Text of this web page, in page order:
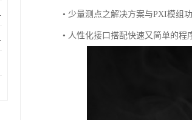
产率
性高
• 少量测点之解决方案与PXI模组
• 人性化接口搭配快速又简单的程